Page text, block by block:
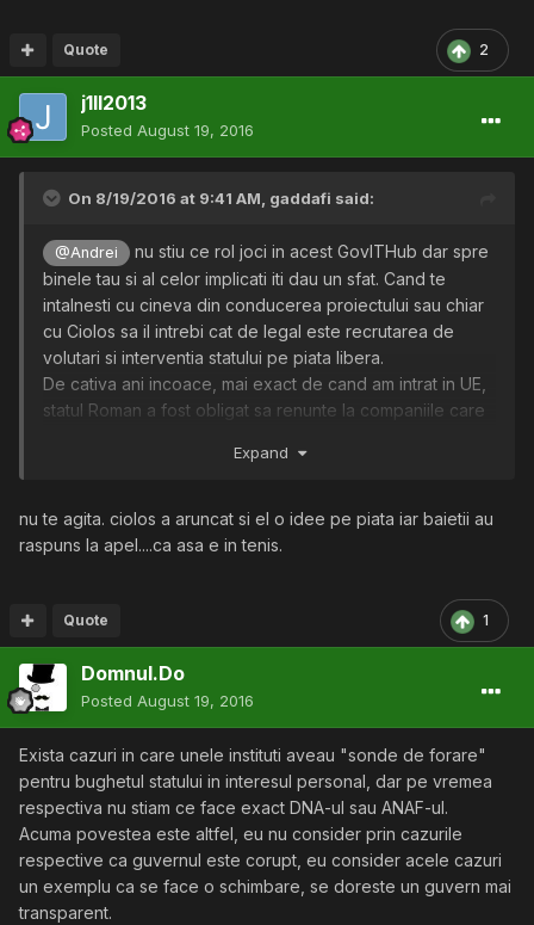
2
Quote
j1ll2013
Posted August 19, 2016
On 8/19/2016 at 9:41 AM, gaddafi said:
@Andrei
nu stiu ce rol joci in acest GovITHub dar spre
binele tau si al celor implicati iti dau un sfat. Cand te
intalnesti cu cineva din conducerea proiectului sau chiar
cu Ciolos sa il intrebi cat de legal este recrutarea de
volutari si interventia statului pe piata libera.
De cativa ani incoace, mai exact de cand am intrat in UE,
statul Roman a fost obligat sa renunte la companiile care
anticoncurentiale prin faptul ca isi permiteau sa fie pe
Exemplele sunt mult, cele mai cunoscute sunt companiile
mari pe care le-a detinut statul gen Petrom, CEC, BCR,
de pensii se duce la banci. Liberalizarea pietei energiei
electrice unde a fost monopol o lunga perioada de timp,
sigur ati vazut cum Digi deja vinde si curent electric.
Deci poate imi explici cum ii posibil ca statul Roman sa
intervina pe piata libera si sa creeze un dezechilibru
concurential prin acesti voluntari.
Multumesc anticipat
Expand
nu te agita. ciolos a aruncat si el o idee pe piata iar baietii au
raspuns la apel....ca asa e in tenis.
1
Quote
Domnul.Do
Posted August 19, 2016
Exista cazuri in care unele instituti aveau "sonde de forare"
pentru bughetul statului in interesul personal, dar pe vremea
respectiva nu stiam ce face exact DNA-ul sau ANAF-ul.
Acuma povestea este altfel, eu nu consider prin cazurile
respective ca guvernul este corupt, eu consider acele cazuri
un exemplu ca se face o schimbare, se doreste un guvern mai
transparent.